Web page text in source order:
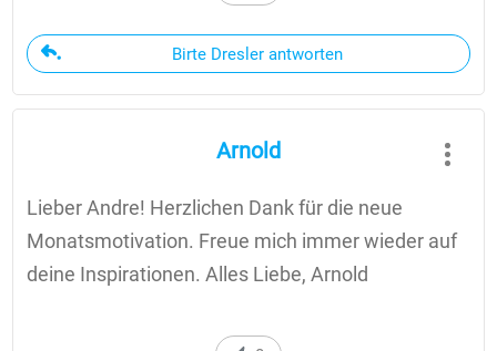
Birte Dresler antworten
Arnold
Lieber Andre! Herzlichen Dank für die neue
Monatsmotivation. Freue mich immer wieder auf
deine Inspirationen. Alles Liebe, Arnold